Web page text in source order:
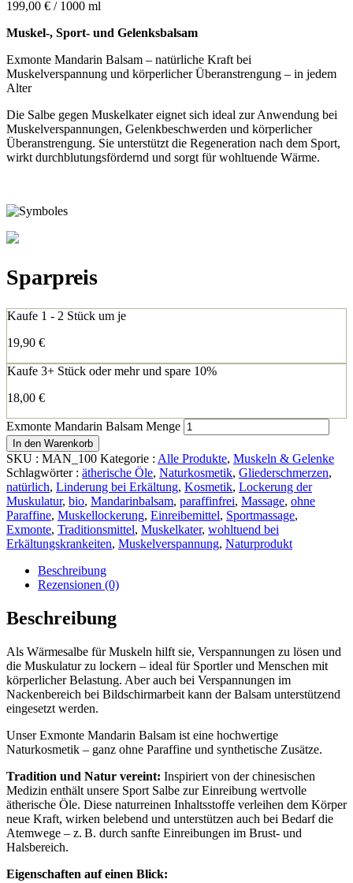
199,00 € / 1000 ml
Muskel-, Sport- und Gelenksbalsam
Exmonte Mandarin Balsam – natürliche Kraft bei
Muskelverspannung und körperlicher Überanstrengung – in jedem
Alter
Die Salbe gegen Muskelkater eignet sich ideal zur Anwendung bei
Muskelverspannungen, Gelenkbeschwerden und körperlicher
Überanstrengung. Sie unterstützt die Regeneration nach dem Sport,
wirkt durchblutungsfördernd und sorgt für wohltuende Wärme.
Sparpreis
Kaufe 1 - 2 Stück um je
19,90 €
Kaufe 3+ Stück oder mehr und spare 10%
18,00 €
Exmonte Mandarin Balsam Menge
In den Warenkorb
SKU : MAN_100 Kategorie : Alle Produkte, Muskeln & Gelenke
Schlagwörter : ätherische Öle, Naturkosmetik, Gliederschmerzen,
natürlich, Linderung bei Erkältung, Kosmetik, Lockerung der
Muskulatur, bio, Mandarinbalsam, paraffinfrei, Massage, ohne
Paraffine, Muskellockerung, Einreibemittel, Sportmassage,
Exmonte, Traditionsmittel, Muskelkater, wohltuend bei
Erkältungskrankeiten, Muskelverspannung, Naturprodukt
Beschreibung
Rezensionen (0)
Beschreibung
Als Wärmesalbe für Muskeln hilft sie, Verspannungen zu lösen und
die Muskulatur zu lockern – ideal für Sportler und Menschen mit
körperlicher Belastung. Aber auch bei Verspannungen im
Nackenbereich bei Bildschirmarbeit kann der Balsam unterstützend
eingesetzt werden.
Unser Exmonte Mandarin Balsam ist eine hochwertige
Naturkosmetik – ganz ohne Paraffine und synthetische Zusätze.
Tradition und Natur vereint: Inspiriert von der chinesischen
Medizin enthält unsere Sport Salbe zur Einreibung wertvolle
ätherische Öle. Diese naturreinen Inhaltsstoffe verleihen dem Körper
neue Kraft, wirken belebend und unterstützen auch bei Bedarf die
Atemwege – z. B. durch sanfte Einreibungen im Brust- und
Halsbereich.
Eigenschaften auf einen Blick: